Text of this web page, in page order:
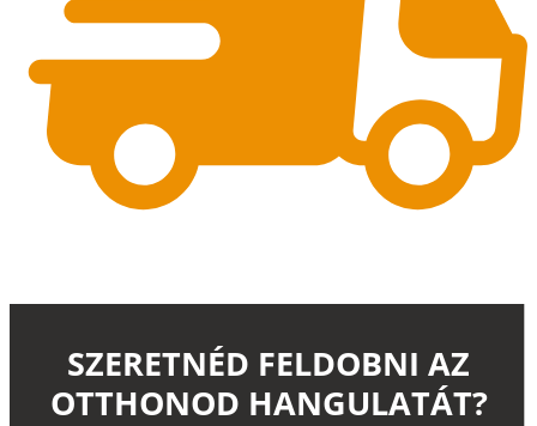
SZERETNÉD FELDOBNI AZ
OTTHONOD HANGULATÁT?